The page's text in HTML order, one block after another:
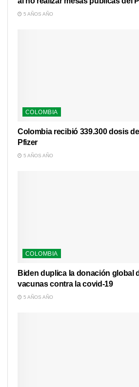
5 AÑOS AÑO
COLOMBIA
Colombia recibió 339.300 dosis
Pfizer
5 AÑOS AÑO
COLOMBIA
Biden duplica la donación global
vacunas contra la covid-19
5 AÑOS AÑO